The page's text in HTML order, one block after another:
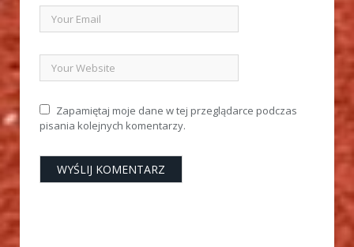
Zapamiętaj moje dane w tej przeglądarce podczas
pisania kolejnych komentarzy.